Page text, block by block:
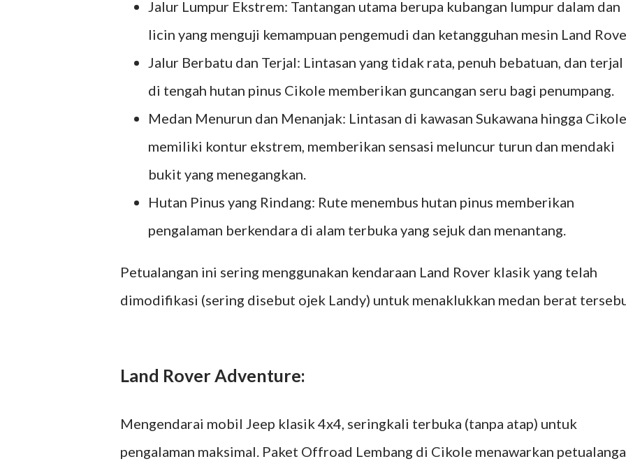
Jalur Lumpur Ekstrem: Tantangan utama berupa kubangan lumpur dalam dan
licin yang menguji kemampuan pengemudi dan ketangguhan mesin Land
Jalur Berbatu dan Terjal: Lintasan yang tidak rata, penuh bebatuan, dan terjal
di tengah hutan pinus Cikole memberikan guncangan seru bagi penumpang.
Medan Menurun dan Menanjak: Lintasan di kawasan Sukawana hingga Cikole
memiliki kontur ekstrem, memberikan sensasi meluncur turun dan mendaki
bukit yang menegangkan.
Hutan Pinus yang Rindang: Rute menembus hutan pinus memberikan
pengalaman berkendara di alam terbuka yang sejuk dan menantang.
Petualangan ini sering menggunakan kendaraan Land Rover klasik yang telah
dimodifikasi (sering disebut ojek Landy) untuk menaklukkan medan berat
Land Rover Adventure:
Mengendarai mobil Jeep klasik 4x4, seringkali terbuka (tanpa atap) untuk
pengalaman maksimal. Paket Offroad Lembang di Cikole menawarkan